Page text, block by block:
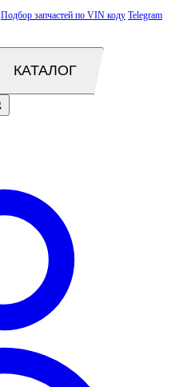
Подбор запчастей по VIN коду Telegram
КАТАЛОГ